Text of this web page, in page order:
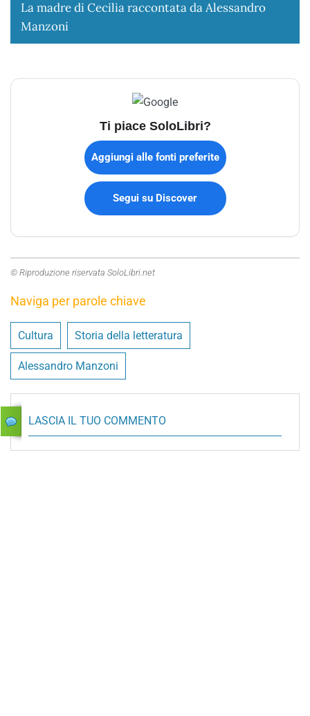
La madre di Cecilia raccontata da Alessandro
Manzoni
Ti piace SoloLibri?
Aggiungi alle fonti preferite
Segui su Discover
© Riproduzione riservata SoloLibri.net
Naviga per parole chiave
Cultura Storia della letteratura
Alessandro Manzoni
LASCIA IL TUO COMMENTO